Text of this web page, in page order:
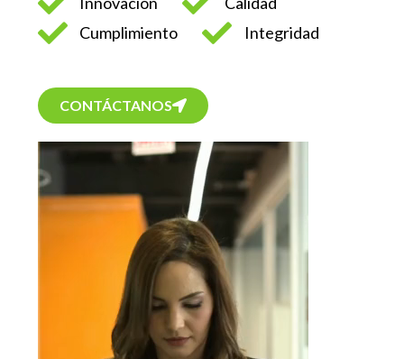
Cumplimiento
Integridad
CONTÁCTANOS